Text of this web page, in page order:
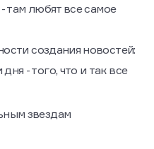
там любят все самое
создания новостей:
- того, что и так все
звездам